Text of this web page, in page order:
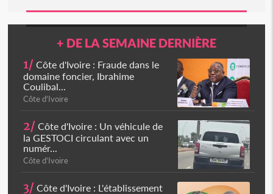
+ DE LA SEMAINE DERNIÈRE
1/ Côte d'Ivoire : Fraude dans le
domaine foncier, Ibrahime
Coulibal...
Côte d'Ivoire
2/ Côte d'Ivoire : Un véhicule de
la GESTOCI circulant avec un
numér...
Côte d'Ivoire
3/ Côte d'Ivoire : L'établissement